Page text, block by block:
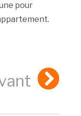
pour